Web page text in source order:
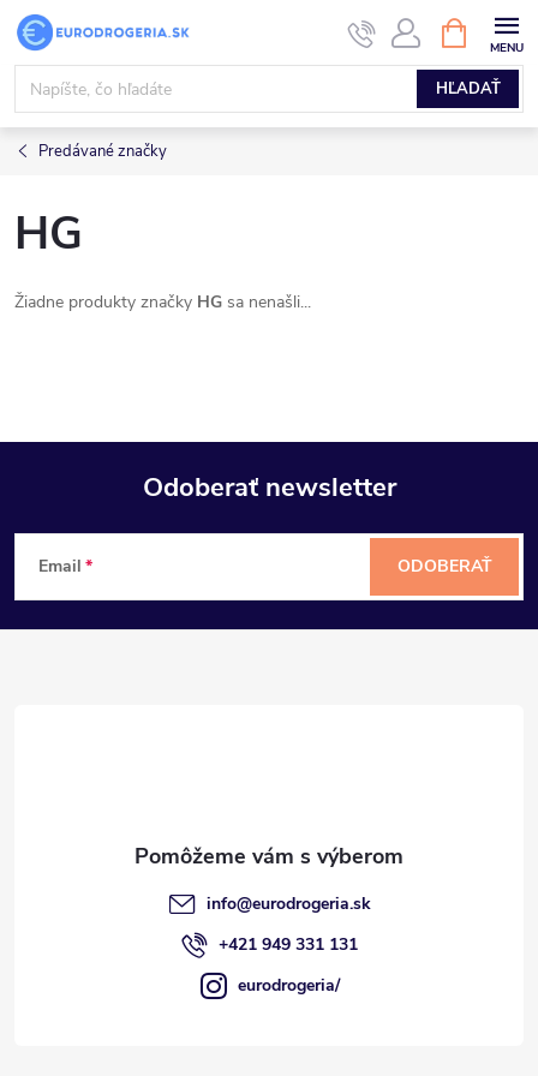
Prejsť
obsah
HĽADAŤ
KOŠÍK
Predávané značky
HG
Žiadne produkty značky HG sa nenašli...
Z
á
Odoberať newsletter
Email ODOBERAŤ
info@eurodrogeria.sk
+421 949 331 131
eurodrogeria/